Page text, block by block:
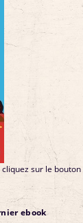
sur le bouton
ebook